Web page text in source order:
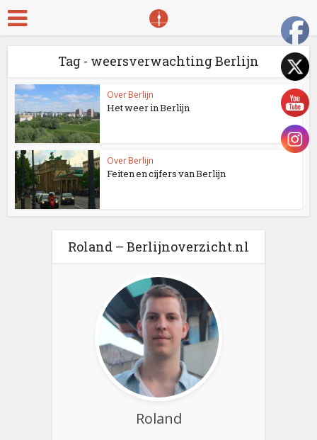
Tag - weersverwachting Berlijn
Over Berlijn
Het weer in Berlijn
Over Berlijn
Feiten en cijfers van Berlijn
Roland – Berlijnoverzicht.nl
Roland